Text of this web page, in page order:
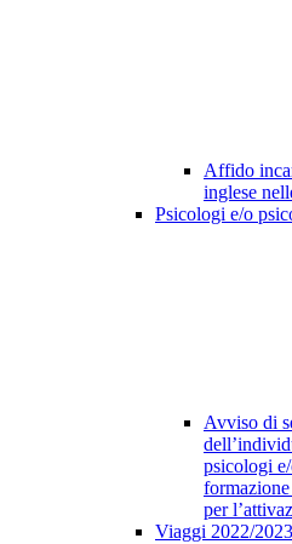
Affido
inglese
Psicologi e/o
Avviso di
psicologi
per
Viaggi 2022/2023